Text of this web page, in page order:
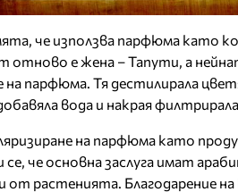
че използва парфюма като
е жена – Тапути, а
парфюма. Тя дестилирала
вода и накрая филтрирала.
на парфюма като
се, че основна заслуга имат
от растенията.